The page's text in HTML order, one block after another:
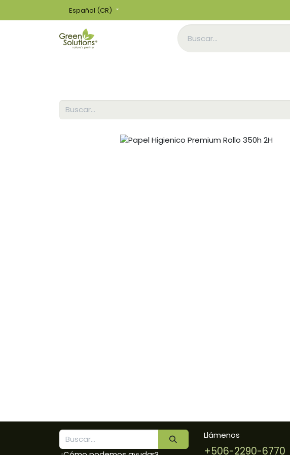
Español (CR)
Llámenos
+506-2290-6770